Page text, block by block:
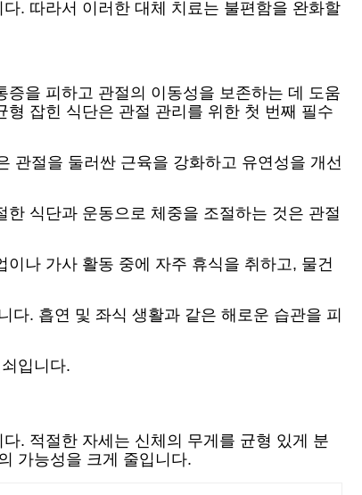
. 따라서 이러한 대체 치료는 불편함을 완화할
을 피하고 관절의 이동성을 보존하는 데 도움
잡힌 식단은 관절 관리를 위한 첫 번째 필수
관절을 둘러싼 근육을 강화하고 유연성을 개선
식단과 운동으로 체중을 조절하는 것은 관절
나 가사 활동 중에 자주 휴식을 취하고, 물건
. 흡연 및 좌식 생활과 같은 해로운 습관을 피
입니다.
. 적절한 자세는 신체의 무게를 균형 있게 분
가능성을 크게 줄입니다.